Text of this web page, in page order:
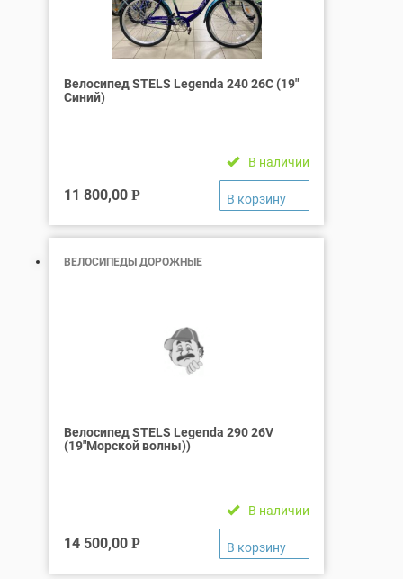
Велосипед STELS Legenda 240 26C (19″
Синий)
В наличии
11 800,00 Р
ВЕЛОСИПЕДЫ ДОРОЖНЫЕ
Велосипед STELS Legenda 290 26V
(19″Морской волны))
В наличии
14 500,00 Р